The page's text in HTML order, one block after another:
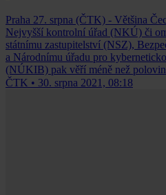
Praha 27. srpna (ČTK) - Většina
Nejvyšší kontrolní úřad (NKÚ) či
státnímu zastupitelství (NSZ),
a Národnímu úřadu pro
(NÚKIB) pak věří méně než
ČTK • 30. srpna 2021, 08:18